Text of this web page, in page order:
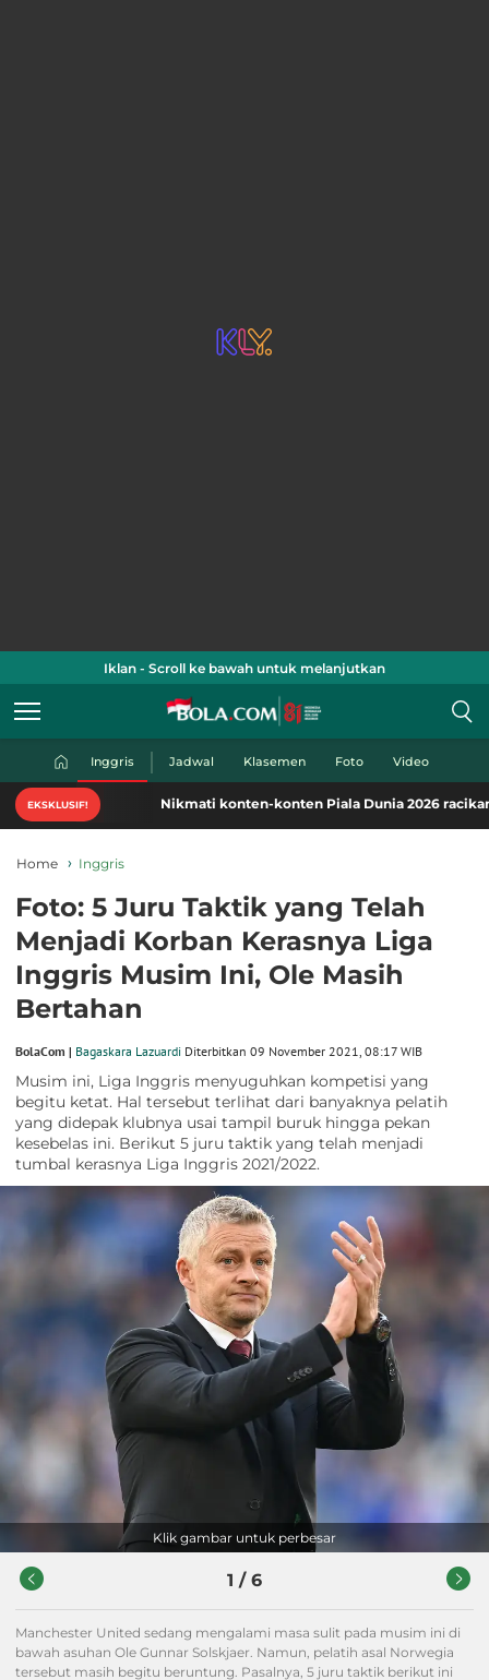
Iklan - Scroll ke bawah untuk melanjutkan
Inggris Jadwal Klasemen Foto Video
EKSKLUSIF! Nikmati konten-konten Piala Dunia 2026 racikan
Home Inggris
Foto: 5 Juru Taktik yang Telah
Menjadi Korban Kerasnya Liga
Inggris Musim Ini, Ole Masih
Bertahan
BolaCom | Bagaskara Lazuardi Diterbitkan 09 November 2021, 08:17 WIB
Musim ini, Liga Inggris menyuguhkan kompetisi yang
begitu ketat. Hal tersebut terlihat dari banyaknya pelatih
yang didepak klubnya usai tampil buruk hingga pekan
kesebelas ini. Berikut 5 juru taktik yang telah menjadi
tumbal kerasnya Liga Inggris 2021/2022.
Klik gambar untuk perbesar
1 / 6
Manchester United sedang mengalami masa sulit pada musim ini di
bawah asuhan Ole Gunnar Solskjaer. Namun, pelatih asal Norwegia
tersebut masih begitu beruntung. Pasalnya, 5 juru taktik berikut ini